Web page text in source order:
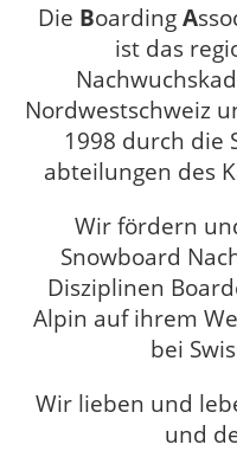
Die BoardingA
ist das
Nordwestschweiz
1998 durch die
abteilungen des
Wir fördern
Snowboard
Disziplinen
Alpin auf ihrem
bei
Wir lieben und
und